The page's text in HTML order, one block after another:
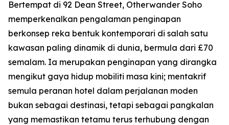
Bertempat di 92 Dean Street, Otherwander Soho
memperkenalkan pengalaman penginapan
berkonsep reka bentuk kontemporari di salah satu
kawasan paling dinamik di dunia, bermula dari £70
semalam. Ia merupakan penginapan yang dirangka
mengikut gaya hidup mobiliti masa kini; mentakrif
semula peranan hotel dalam perjalanan moden
bukan sebagai destinasi, tetapi sebagai pangkalan
yang memastikan tetamu terus terhubung dengan